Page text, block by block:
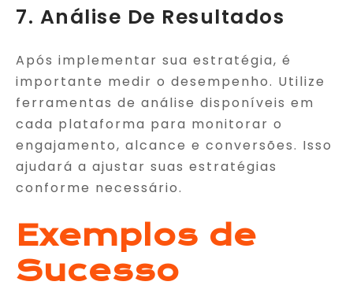
7. Análise De Resultados
Após implementar sua estratégia, é
importante medir o desempenho. Utilize
ferramentas de análise disponíveis em
cada plataforma para monitorar o
engajamento, alcance e conversões. Isso
ajudará a ajustar suas estratégias
conforme necessário.
Exemplos de
Sucesso